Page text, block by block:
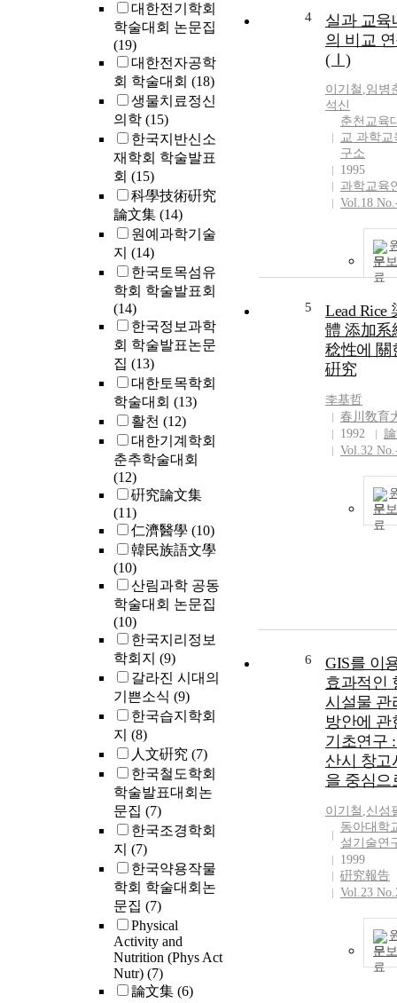
대한전기학회
학술대회 논문집
(19)
대한전자공학
회 학술대회 (18)
생물치료정신
의학 (15)
한국지반신소
재학회 학술발표
회 (15)
科學技術硏究
論文集 (14)
원예과학기술
지 (14)
한국토목섬유
학회 학술발표회
(14)
한국정보과학
회 학술발표논문
집 (13)
대한토목학회
학술대회 (13)
활천 (12)
대한기계학회
춘추학술대회
(12)
硏究論文集
(11)
仁濟醫學 (10)
韓民族語文學
(10)
산림과학 공동
학술대회 논문집
(10)
한국지리정보
학회지 (9)
갈라진 시대의
기쁜소식 (9)
한국습지학회
지 (8)
人文硏究 (7)
한국철도학회
학술발표대회논
문집 (7)
한국조경학회
지 (7)
한국약용작물
학회 학술대회논
문집 (7)
Physical
Activity and
Nutrition (Phys Act
Nutr) (7)
論文集 (6)
4
실과 교육
의 비교
(Ⅰ)
이기철 ,임병
석신
춘천교육
교 과학교
구소
1995
과학교육
Vol.18
문
5
Lead Rice
體 添加系
稔性에 關
硏究
李基哲
春川敎育
1992
Vol.32
문
6
GIS를 이
효과적인
시설물 관
방안에 관
기초연구
산시 창고
을 중심으
이기철 ,신성
동아대학
설기술연
1999
硏究報告
Vol.23
문